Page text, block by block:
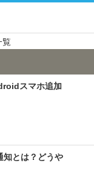
覧
スマホ追加
とは？どうや